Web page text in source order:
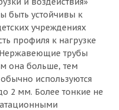
быть устойчивы к
учреждениях
профиля к нагрузке
Нержавеющие трубы
она больше, тем
используются
2 мм. Более тонкие не